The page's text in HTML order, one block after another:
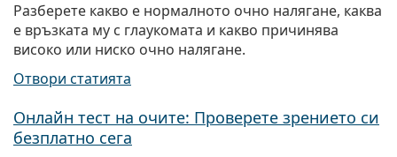
Разберете какво е нормалното очно налягане, каква
е връзката му с глаукомата и какво причинява
високо или ниско очно налягане.
Отвори статията
Онлайн тест на очите: Проверете зрението си
безплатно сега